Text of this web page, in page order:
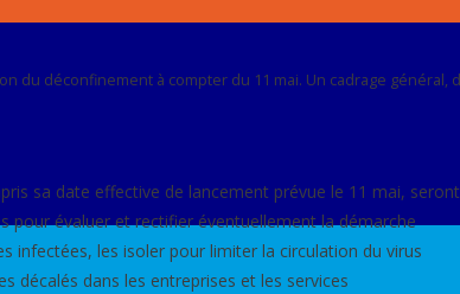
du déconfinement à compter du 11 mai. Un cadrage
sa date effective de lancement prévue le 11 mai,
pour évaluer et rectifier éventuellement la démarche
infectées, les isoler pour limiter la circulation du virus
décalés dans les entreprises et les services